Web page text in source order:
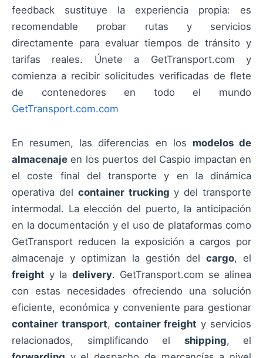
feedback sustituye la experiencia propia: es
recomendable probar rutas y servicios
directamente para evaluar tiempos de tránsito y
tarifas reales. Únete a GetTransport.com y
comienza a recibir solicitudes verificadas de flete
de contenedores en todo el mundo
GetTransport.com.com
En resumen, las diferencias en los modelos de
almacenaje en los puertos del Caspio impactan en
el coste final del transporte y en la dinámica
operativa del container trucking y del transporte
intermodal. La elección del puerto, la anticipación
en la documentación y el uso de plataformas como
GetTransport reducen la exposición a cargos por
almacenaje y optimizan la gestión del cargo, el
freight y la delivery. GetTransport.com se alinea
con estas necesidades ofreciendo una solución
eficiente, económica y conveniente para gestionar
container transport, container freight y servicios
relacionados, simplificando el shipping, el